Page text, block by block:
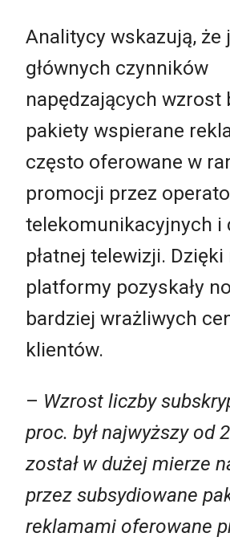
Analitycy wskazują, że
głównych czynników
napędzających wzrost
pakiety wspierane
często oferowane w
promocji przez
telekomunikacyjnych i
płatnej telewizji. Dzięki
platformy pozyskały
bardziej wrażliwych
klientów.
– Wzrost liczby
proc. był najwyższy od
został w dużej mierze
przez subsydiowane
reklamami oferowane